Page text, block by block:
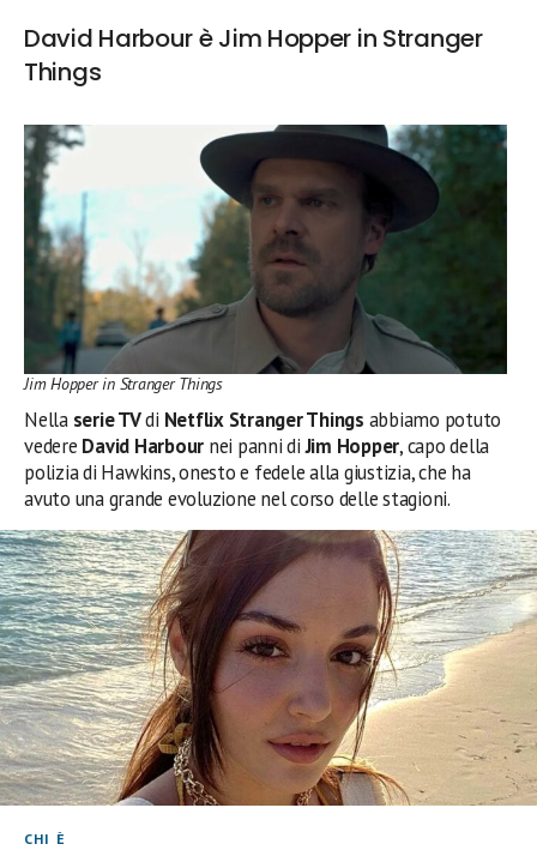
David Harbour è Jim Hopper in Stranger
Things
Jim Hopper in Stranger Things
Nella serie TVdi Netflix Stranger Things abbiamo potuto
vedere David Harbour nei panni diJim Hopper, capo della
polizia di Hawkins, onesto e fedele alla giustizia, che ha
avuto una grande evoluzione nel corso delle stagioni.
CHI È